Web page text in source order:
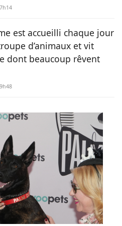
est accueilli chaque jour
d’animaux et vit
dont beaucoup rêvent